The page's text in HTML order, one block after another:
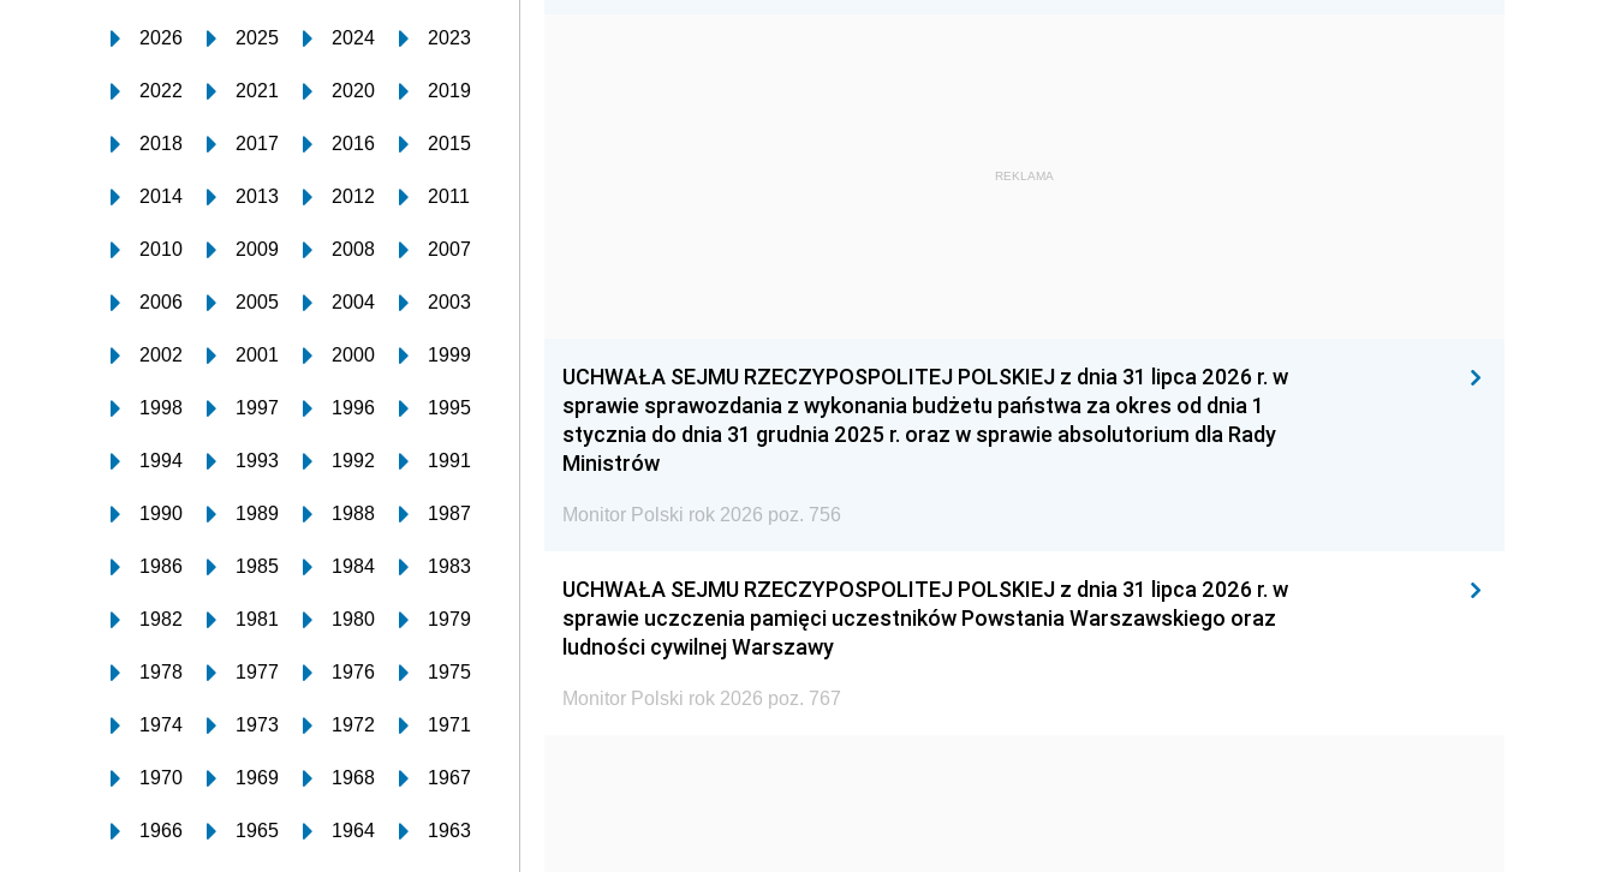
2026 2025 2024 2023
2022 2021 2020 2019
2018 2017 2016 2015
2014 2013 2012 2011
2010 2009 2008 2007
2006 2005 2004 2003
2002 2001 2000 1999
1998 1997 1996 1995
1994 1993 1992 1991
1990 1989 1988 1987
1986 1985 1984 1983
1982 1981 1980 1979
1978 1977 1976 1975
1974 1973 1972 1971
1970 1969 1968 1967
1966 1965 1964 1963
REKLAMA
UCHWAŁA SEJMU RZECZYPOSPOLITEJ POLSKIEJ z dnia 31 lipca 2026 r. w
sprawie sprawozdania z wykonania budżetu państwa za okres od dnia 1
stycznia do dnia 31 grudnia 2025 r. oraz w sprawie absolutorium dla Rady
Ministrów
Monitor Polski rok 2026 poz. 756
UCHWAŁA SEJMU RZECZYPOSPOLITEJ POLSKIEJ z dnia 31 lipca 2026 r. w
sprawie uczczenia pamięci uczestników Powstania Warszawskiego oraz
ludności cywilnej Warszawy
Monitor Polski rok 2026 poz. 767